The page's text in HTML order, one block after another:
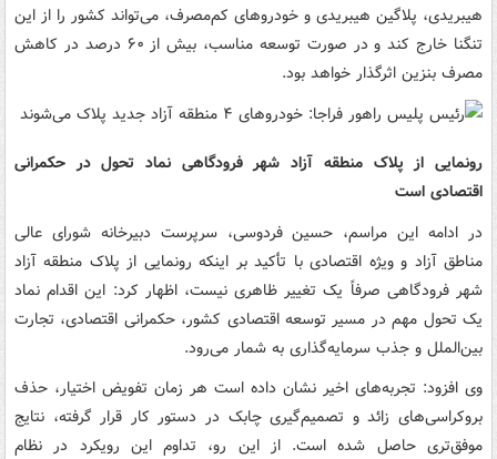
هیبریدی، پلاگین هیبریدی و خودروهای کم‌مصرف، می‌تواند کشور را از این
تنگنا خارج کند و در صورت توسعه مناسب، بیش از ۶۰ درصد در کاهش
مصرف بنزین اثرگذار خواهد بود.
رونمایی از پلاک منطقه آزاد شهر فرودگاهی نماد تحول در حکمرانی
اقتصادی است
در ادامه این مراسم، حسین فردوسی، سرپرست دبیرخانه شورای عالی
مناطق آزاد و ویژه اقتصادی با تأکید بر اینکه رونمایی از پلاک منطقه آزاد
شهر فرودگاهی صرفاً یک تغییر ظاهری نیست، اظهار کرد: این اقدام نماد
یک تحول مهم در مسیر توسعه اقتصادی کشور، حکمرانی اقتصادی، تجارت
بین‌الملل و جذب سرمایه‌گذاری به شمار می‌رود.
وی افزود: تجربه‌های اخیر نشان داده است هر زمان تفویض اختیار، حذف
بروکراسی‌های زائد و تصمیم‌گیری چابک در دستور کار قرار گرفته، نتایج
موفق‌تری حاصل شده است. از این رو، تداوم این رویکرد در نظام